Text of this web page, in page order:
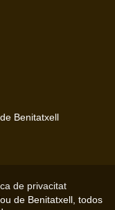
Benitatxell
de privacitat
de Benitatxell, todos